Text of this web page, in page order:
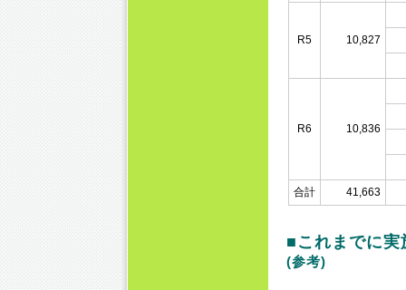
R5 10,827
R6 10,836
合計 41,663
■これまでに実
(参考)